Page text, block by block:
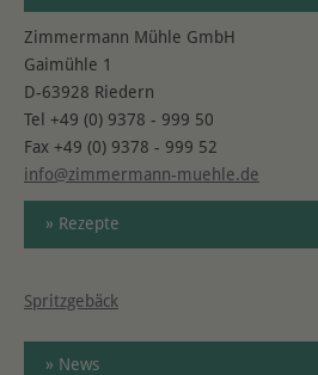
Zimmermann Mühle GmbH
Gaimühle 1
D-63928 Riedern
Tel +49 (0) 9378 - 999 50
Fax +49 (0) 9378 - 999 52
info@zimmermann-muehle.de
» Rezepte
Spritzgebäck
» News